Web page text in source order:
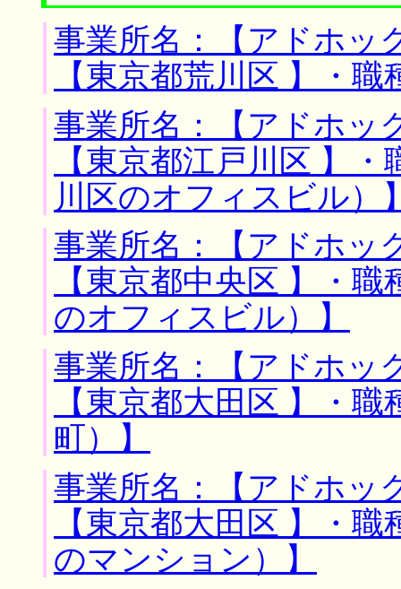
事業所名：【アドホ
【東京都荒川区 】・
事業所名：【アドホ
【東京都江戸川区 】
川区のオフィスビル）
事業所名：【アドホ
【東京都中央区 】・
のオフィスビル）】
事業所名：【アドホ
【東京都大田区 】・
町）】
事業所名：【アドホ
【東京都大田区 】・
のマンション）】